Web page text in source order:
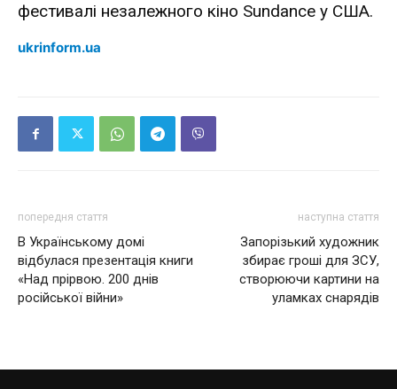
фестивалі незалежного кіно Sundance у США.
ukrinform.ua
попередня стаття
В Українському домі
відбулася презентація книги
«Над прірвою. 200 днів
російської війни»
наступна стаття
Запорізький художник
збирає гроші для ЗСУ,
створюючи картини на
уламках снарядів